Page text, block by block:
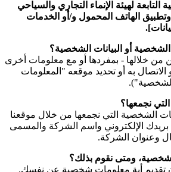
التابعة لهيئة الإنماء التجاري والسياحي
الهاتف المحمول و/أو الخدمات
أو البيانات الشخصية؟
من خلالها - بمفردها أو مع معلومات أخرى
به أو تحديد موقعه "المعلومات
نجمعها؟
الشخصية التي نجمعها من خلال موقعنا
بريدك الإلكتروني واسم الشركة والمسمى
وعنوان الشركة.
ومتى نقوم بذلك؟
تقديم أية معلومات شخصية عن نفسك.